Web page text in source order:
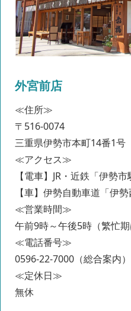
外宮前店
≪住所≫
〒516-0074
三重県伊勢市本町14番1号
≪アクセス≫
【電車】JR・近鉄「伊勢
【車】伊勢自動車道「伊勢
≪営業時間≫
午前9時～午後5時（繁忙期
≪電話番号≫
0596-22-7000（総合案内）
≪定休日≫
無休